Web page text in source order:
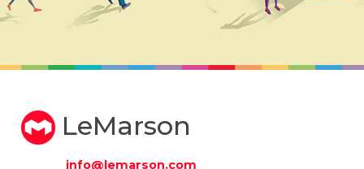
LeMarson
info@lemarson.com